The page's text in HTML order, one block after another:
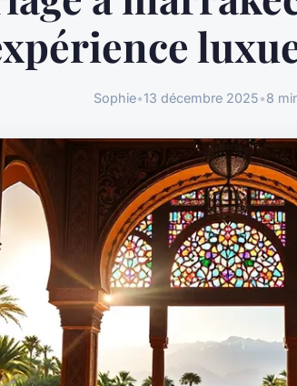
Sophie•13 décembre 2025•8